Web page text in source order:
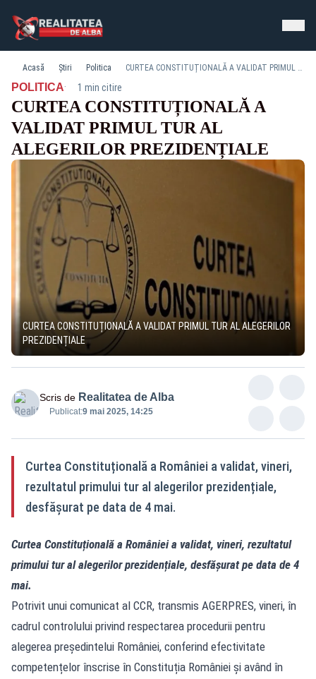
Acasă Știri Politica CURTEA CONSTITUȚIONALĂ A VALIDAT PRIMUL TUR AL ALEGERILOR PREZIDENȚIALE
POLITICA· 1 min citire
CURTEA CONSTITUȚIONALĂ A
VALIDAT PRIMUL TUR AL
ALEGERILOR PREZIDENȚIALE
CURTEA CONSTITUȚIONALĂ A VALIDAT PRIMUL TUR AL ALEGERILOR
PREZIDENȚIALE
Scris de Realitatea de Alba
Publicat:9 mai 2025, 14:25
Curtea Constituțională a României a validat, vineri,
rezultatul primului tur al alegerilor prezidențiale,
desfășurat pe data de 4 mai.
Curtea Constituțională a României a validat, vineri, rezultatul
primului tur al alegerilor prezidențiale, desfășurat pe data de 4
mai.
Potrivit unui comunicat al CCR, transmis AGERPRES, vineri, în
cadrul controlului privind respectarea procedurii pentru
alegerea președintelui României, conferind efectivitate
competențelor înscrise în Constituția României și având în